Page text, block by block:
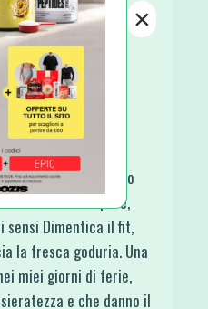
SPUNTINI E SNACKS
Cornetto
Cornetto
diciamolo pure,
sensi Dimentica il fit,
la fresca goduria. Una
miei giorni di ferie,
e che danno il
×